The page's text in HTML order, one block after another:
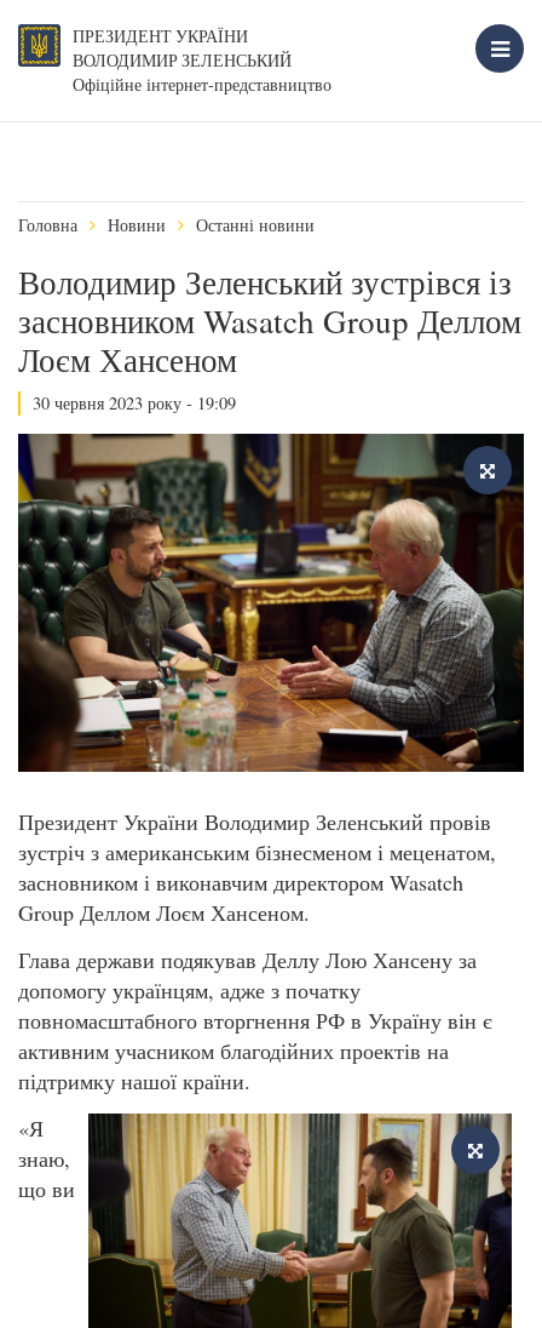
ПРЕЗИДЕНТ УКРАЇНИ
ВОЛОДИМИР ЗЕЛЕНСЬКИЙ
Офіційне інтернет-представництво
Головна Новини Останні новини
Володимир Зеленський зустрівся із
засновником Wasatch Group Деллом
Лоєм Хансеном
30 червня 2023 року - 19:09
Президент України Володимир Зеленський провів
зустріч з американським бізнесменом і меценатом,
засновником і виконавчим директором Wasatch
Group Деллом Лоєм Хансеном.
Глава держави подякував Деллу Лою Хансену за
допомогу українцям, адже з початку
повномасштабного вторгнення РФ в Україну він є
активним учасником благодійних проектів на
підтримку нашої країни.
«Я
знаю,
що ви